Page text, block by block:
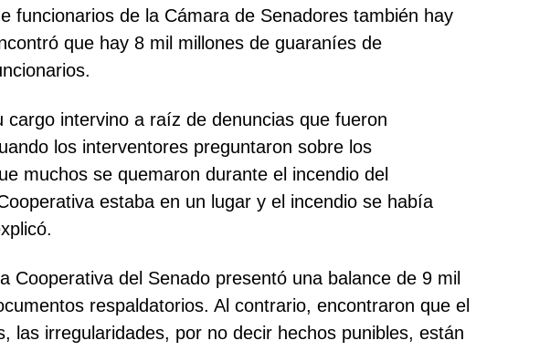
funcionarios de la Cámara de Senadores también hay
que hay 8 mil millones de guaraníes de
intervino a raíz de denuncias que fueron
los interventores preguntaron sobre los
muchos se quemaron durante el incendio del
estaba en un lugar y el incendio se había
del Senado presentó una balance de 9 mil
respaldatorios. Al contrario, encontraron que el
las irregularidades, por no decir hechos punibles, están